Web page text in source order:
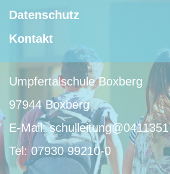
Datenschutz
Kontakt
Umpfertalschule Boxberg
97944 Boxberg
E-Mail:
Tel:07930 99210-0